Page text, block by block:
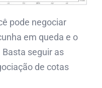
pode negociar
em queda e o
seguir as
de cotas